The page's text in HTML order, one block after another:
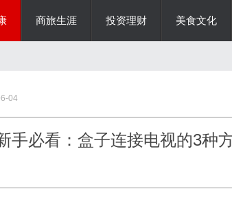
商旅生涯 投资理财 美食文化
04
手必看：盒子连接电视的3种